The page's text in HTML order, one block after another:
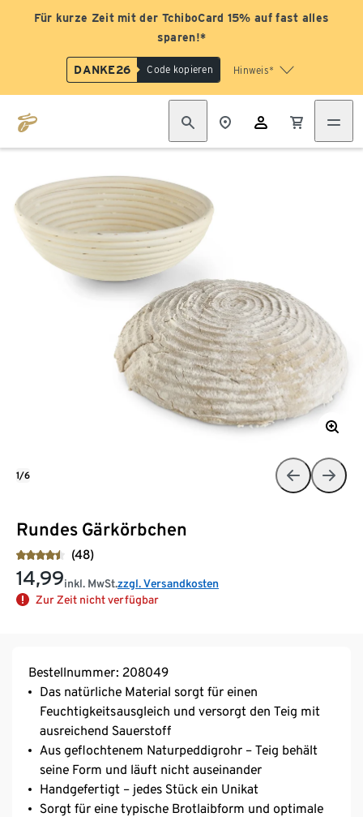
Für kurze Zeit mit der TchiboCard 15% auf fast alles
sparen!*
DANKE26 Code kopieren Hinweis*
Rundes Gärkörbchen
(48)
14,99inkl. MwSt.zzgl. Versandkosten
Zur Zeit nicht verfügbar
1/6
Bestellnummer: 208049
Das natürliche Material sorgt für einen
Feuchtigkeitsausgleich und versorgt den Teig mit
ausreichend Sauerstoff
Aus geflochtenem Naturpeddigrohr – Teig behält
seine Form und läuft nicht auseinander
Handgefertigt – jedes Stück ein Unikat
Sorgt für eine typische Brotlaibform und optimale